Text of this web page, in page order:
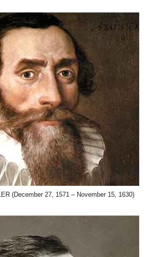
(December 27, 1571 – November 15, 1630)